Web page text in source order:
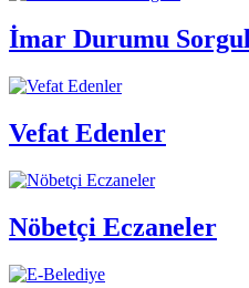
İmar Durumu
Vefat Edenler
Nöbetçi Eczaneler